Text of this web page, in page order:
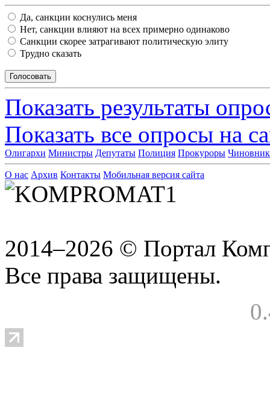
Да, санкции коснулись меня
Нет, санкции влияют на всех примерно одинаково
Санкции скорее затрагивают политическую элиту
Трудно сказать
Показать результаты
Показать все опросы на
Олигархи Министры Депутаты Полиция Прокуроры
О нас Архив Контакты Мобильная версия сайта
2014–2026 © Портал
Все права защищены.